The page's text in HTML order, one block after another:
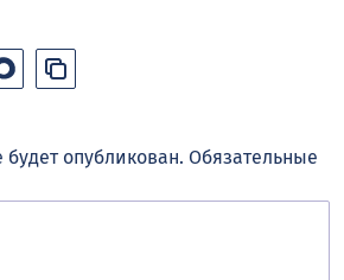
опубликован. Обязательные